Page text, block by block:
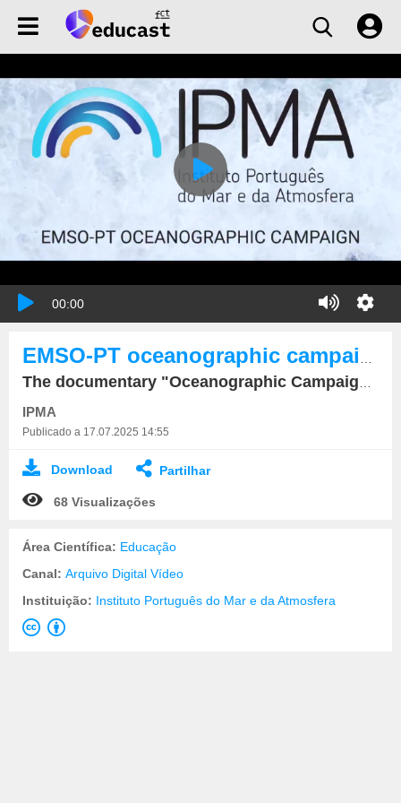
00:00
The documentary "Oceanographic Campaign EMSO-PT" was launched today on the work that took place aboard the research vessel Mário Ruivo between 23 and 26 May 2021.
IPMA
Publicado a 17.07.2025 14:55
Download Partilhar
68 Visualizações
Área Científica: Educação
Canal: Arquivo Digital Vídeo
Instituição: Instituto Português do Mar e da Atmosfera